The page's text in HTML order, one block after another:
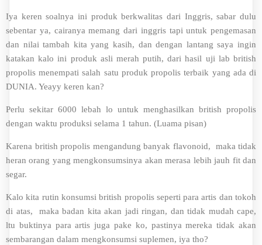
Iya keren soalnya ini produk berkwalitas dari Inggris, sabar dulu
sebentar ya, cairanya memang dari inggris tapi untuk pengemasan
dan nilai tambah kita yang kasih, dan dengan lantang saya ingin
katakan kalo ini produk asli merah putih, dari hasil uji lab british
propolis menempati salah satu produk propolis terbaik yang ada di
DUNIA. Yeayy keren kan?
Perlu sekitar 6000 lebah lo untuk menghasilkan british propolis
dengan waktu produksi selama 1 tahun. (Luama pisan)
Karena british propolis mengandung banyak flavonoid, maka tidak
heran orang yang mengkonsumsinya akan merasa lebih jauh fit dan
segar.
Kalo kita rutin konsumsi british propolis seperti para artis dan tokoh
di atas, maka badan kita akan jadi ringan, dan tidak mudah cape,
ltu buktinya para artis juga pake ko, pastinya mereka tidak akan
sembarangan dalam mengkonsumsi suplemen, iya tho?